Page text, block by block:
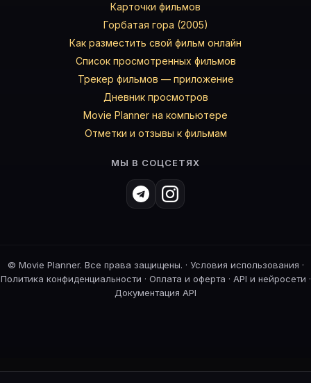
Карточки фильмов
Горбатая гора (2005)
Как разместить свой фильм онлайн
Список просмотренных фильмов
Трекер фильмов — приложение
Дневник просмотров
Movie Planner на компьютере
Отметки и отзывы к фильмам
МЫ В СОЦСЕТЯХ
© Movie Planner. Все права защищены. · Условия использования ·
Политика конфиденциальности · Оплата и оферта · API и нейросети ·
Документация API